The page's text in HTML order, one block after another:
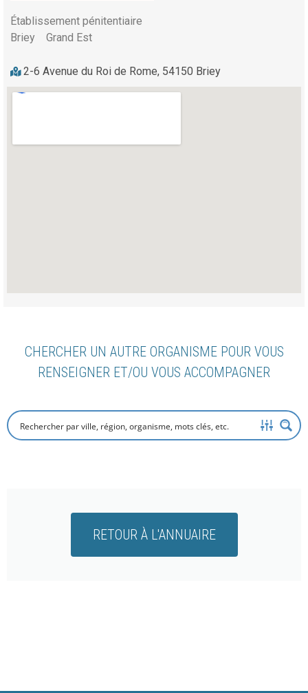
Établissement pénitentiaire
Briey
Grand Est
2-6 Avenue du Roi de Rome, 54150 Briey
CHERCHER UN AUTRE ORGANISME POUR VOUS
RENSEIGNER ET/OU VOUS ACCOMPAGNER
RETOUR À L'ANNUAIRE